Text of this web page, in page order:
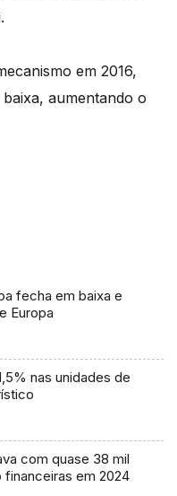
em 2016,
aumentando o
fecha em baixa e
Europa
nas unidades de
com quase 38 mil
financeiras em 2024